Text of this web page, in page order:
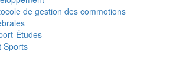
de gestion des commotions
Études
Sports